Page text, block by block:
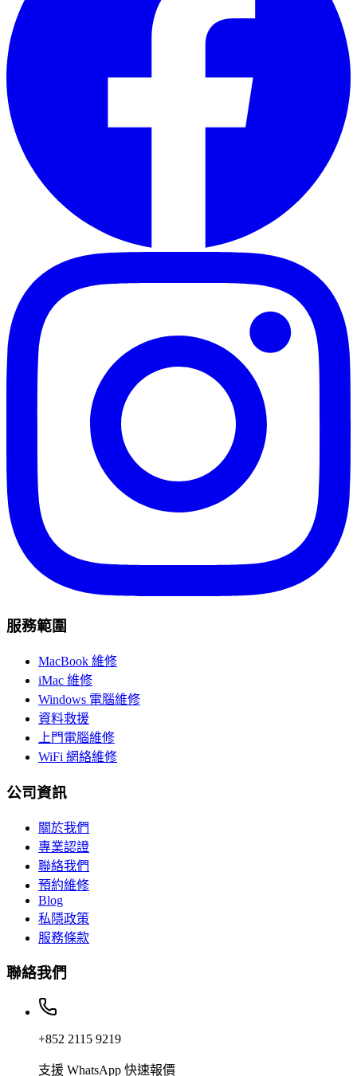
服務範圍
MacBook 維修
iMac 維修
Windows 電腦維修
資料救援
上門電腦維修
WiFi 網絡維修
公司資訊
關於我們
專業認證
聯絡我們
預約維修
Blog
私隱政策
服務條款
聯絡我們
+852 2115 9219
支援 WhatsApp 快速報價